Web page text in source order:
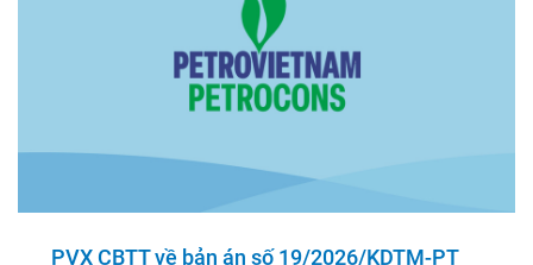
PVX CBTT về bản án số 19/2026/KDTM-PT